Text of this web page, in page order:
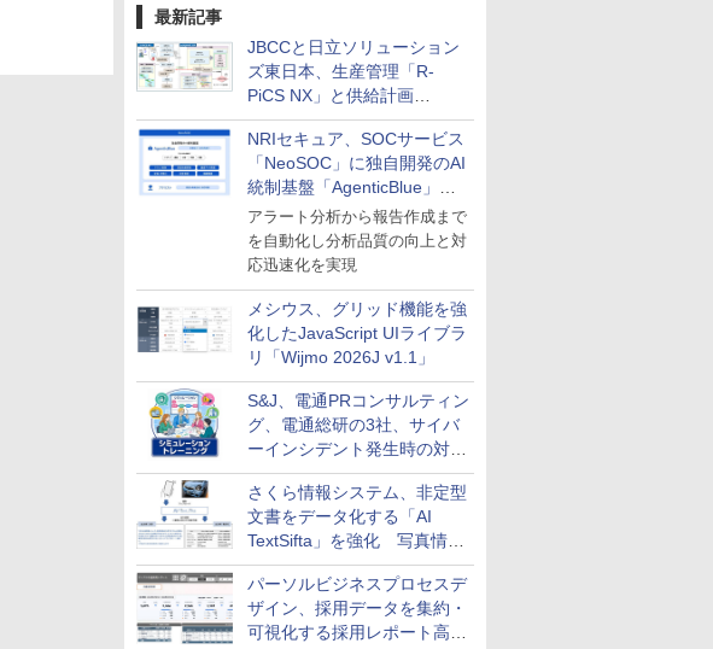
最新記事
JBCCと日立ソリューション
ズ東日本、生産管理「R-
PiCS NX」と供給計画
「scSQUARE ISP」の連携サ
ービスを提供開始
NRIセキュア、SOCサービス
「NeoSOC」に独自開発のAI
統制基盤「AgenticBlue」を
導入
アラート分析から報告作成まで
を自動化し分析品質の向上と対
応迅速化を実現
メシウス、グリッド機能を強
化したJavaScript UIライブラ
リ「Wijmo 2026J v1.1」
S&J、電通PRコンサルティン
グ、電通総研の3社、サイバ
ーインシデント発生時の対応
と危機管理広報を一体的に訓
練するプログラムを提供
さくら情報システム、非定型
文書をデータ化する「AI
TextSifta」を強化 写真情報
のデータ化などに対応
パーソルビジネスプロセスデ
ザイン、採用データを集約・
可視化する採用レポート高速